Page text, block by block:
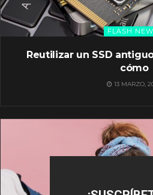
FLASH
Reutilizar un SSD
cómo
13 MARZO,